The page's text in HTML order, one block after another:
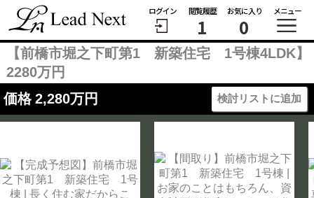
ログイン 閲覧履歴
1
お気に入り
0
メニュー
【前橋市堀之下町第1 新築住宅 1号棟4LDK】
2280万円
価格 2,280万円 検討リストに追加